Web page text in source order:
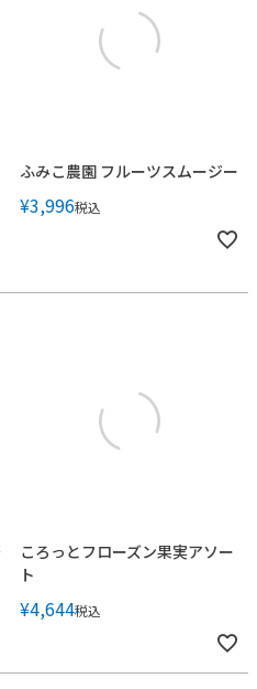
ふみこ農園 フルーツスムージー
¥3,996税込
ころっとフローズン果実アソー
ト
¥4,644税込